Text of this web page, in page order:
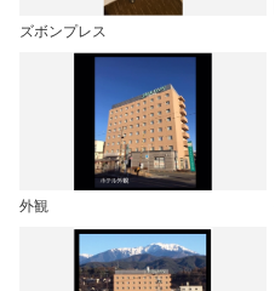
ズボンプレス
外観